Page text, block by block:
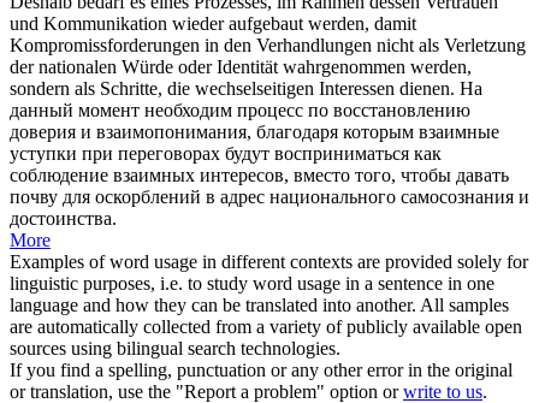
und Kommunikation wieder aufgebaut werden, damit
Kompromissforderungen in den Verhandlungen nicht als Verletzung
der nationalen Würde oder Identität wahrgenommen werden,
sondern als Schritte, die wechselseitigen Interessen dienen. На
данный момент необходим процесс по восстановлению
доверия и взаимопонимания, благодаря которым взаимные
уступки при переговорах будут восприниматься как
соблюдение взаимных интересов, вместо того, чтобы давать
почву для оскорблений в адрес национального самосознания и
достоинства.
More
Examples of word usage in different contexts are provided solely for
linguistic purposes, i.e. to study word usage in a sentence in one
language and how they can be translated into another. All samples
are automatically collected from a variety of publicly available open
sources using bilingual search technologies.
If you find a spelling, punctuation or any other error in the original
or translation, use the "Report a problem" option orwrite to us.